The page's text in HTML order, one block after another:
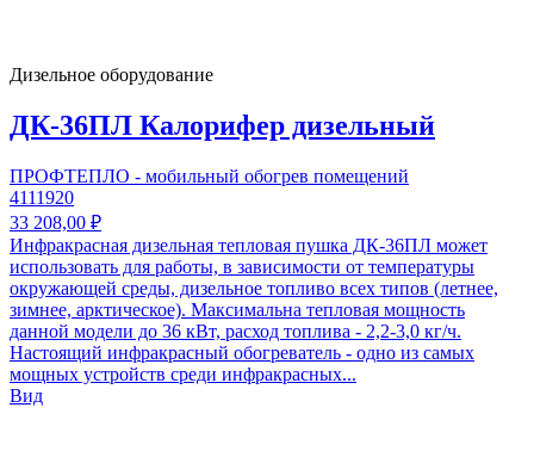
Дизельное оборудование
ДК-36ПЛ Калорифер дизельный
ПРОФТЕПЛО - мобильный обогрев помещений
4111920
33 208,00 ₽
Инфракрасная дизельная тепловая пушка ДК-36ПЛ может
использовать для работы, в зависимости от температуры
окружающей среды, дизельное топливо всех типов (летнее,
зимнее, арктическое). Максимальна тепловая мощность
данной модели до 36 кВт, расход топлива - 2,2-3,0 кг/ч.
Настоящий инфракрасный обогреватель - одно из самых
мощных устройств среди инфракрасных...
Вид